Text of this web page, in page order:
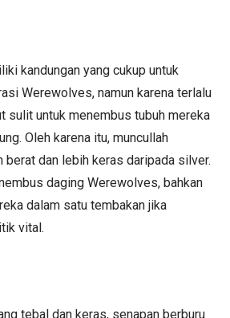
kandungan yang cukup untuk
Werewolves, namun karena terlalu
sulit untuk menembus tubuh mereka
Oleh karena itu, muncullah
berat dan lebih keras daripada silver.
daging Werewolves, bahkan
dalam satu tembakan jika
vital.
tebal dan keras, senapan berburu